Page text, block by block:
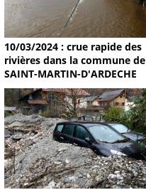
10/03/2024 : crue rapide des
rivières dans la commune de
SAINT-MARTIN-D'ARDECHE